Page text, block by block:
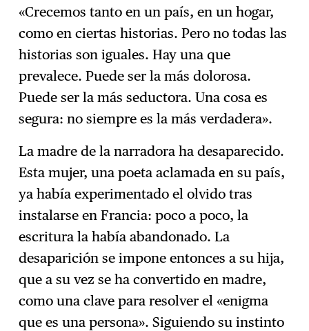
«Crecemos tanto en un país, en un hogar,
como en ciertas historias. Pero no todas las
historias son iguales. Hay una que
prevalece. Puede ser la más dolorosa.
Puede ser la más seductora. Una cosa es
segura: no siempre es la más verdadera».
La madre de la narradora ha desaparecido.
Esta mujer, una poeta aclamada en su país,
ya había experimentado el olvido tras
instalarse en Francia: poco a poco, la
escritura la había abandonado. La
desaparición se impone entonces a su hija,
que a su vez se ha convertido en madre,
como una clave para resolver el «enigma
que es una persona». Siguiendo su instinto